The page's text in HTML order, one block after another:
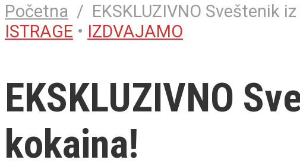
Početna / EKSKLUZIVNO Sveštenik
ISTRAGE • IZDVAJAMO
EKSKLUZIVNO
kokaina!